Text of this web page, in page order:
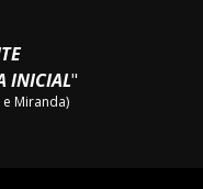
INICIAL"
Miranda)